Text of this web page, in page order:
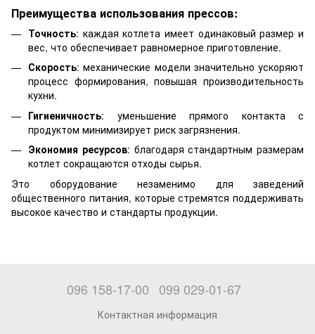
Преимущества использования прессов:
Точность: каждая котлета имеет одинаковый размер и
вес, что обеспечивает равномерное приготовление.
Скорость: механические модели значительно ускоряют
процесс формирования, повышая производительность
кухни.
Гигиеничность: уменьшение прямого контакта с
продуктом минимизирует риск загрязнения.
Экономия ресурсов: благодаря стандартным размерам
котлет сокращаются отходы сырья.
Это оборудование незаменимо для заведений
общественного питания, которые стремятся поддерживать
высокое качество и стандарты продукции.
096 158-17-00 099 029-01-67
Контактная информация